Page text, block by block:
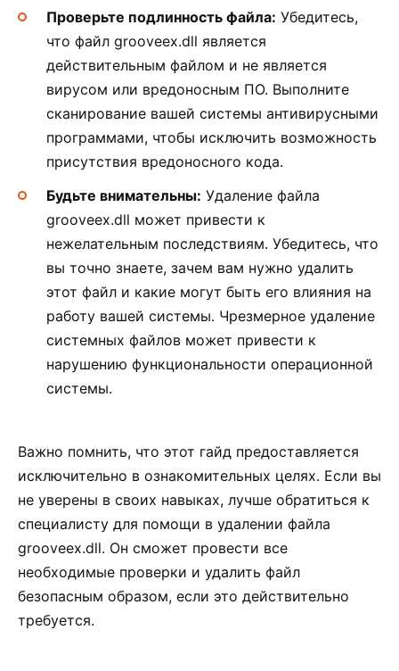
Проверьте подлинность файла: Убедитесь,
что файл grooveex.dll является
действительным файлом и не является
вирусом или вредоносным ПО. Выполните
сканирование вашей системы антивирусными
программами, чтобы исключить возможность
присутствия вредоносного кода.
Будьте внимательны: Удаление файла
grooveex.dll может привести к
нежелательным последствиям. Убедитесь, что
вы точно знаете, зачем вам нужно удалить
этот файл и какие могут быть его влияния на
работу вашей системы. Чрезмерное удаление
системных файлов может привести к
нарушению функциональности операционной
системы.
Важно помнить, что этот гайд предоставляется
исключительно в ознакомительных целях. Если вы
не уверены в своих навыках, лучше обратиться к
специалисту для помощи в удалении файла
grooveex.dll. Он сможет провести все
необходимые проверки и удалить файл
безопасным образом, если это действительно
требуется.